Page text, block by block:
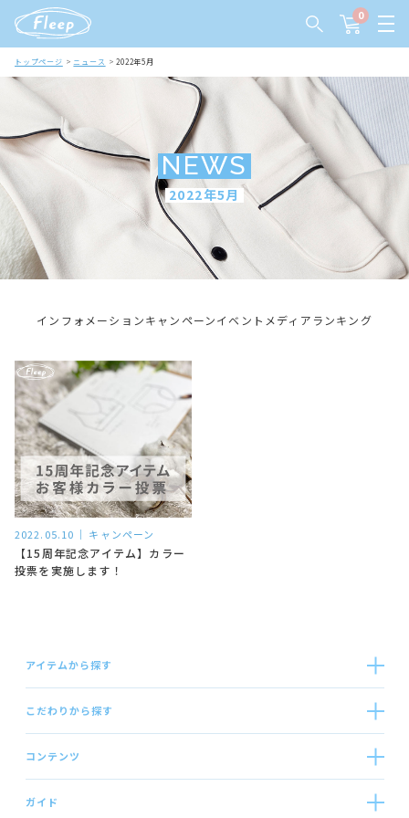
0
トップページ ニュース 2022年5月
NEWS
2022年5月
インフォメーションキャンペーンイベント メディア ランキング
2022.05.10 キャンペーン
【15周年記念アイテム】カラー
投票を実施します！
アイテムから探す
こだわりから探す
コンテンツ
ガイド